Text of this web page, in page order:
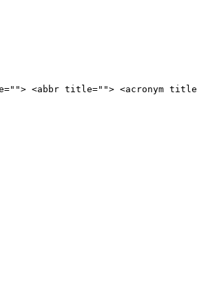
<abbr title=""> <acronym